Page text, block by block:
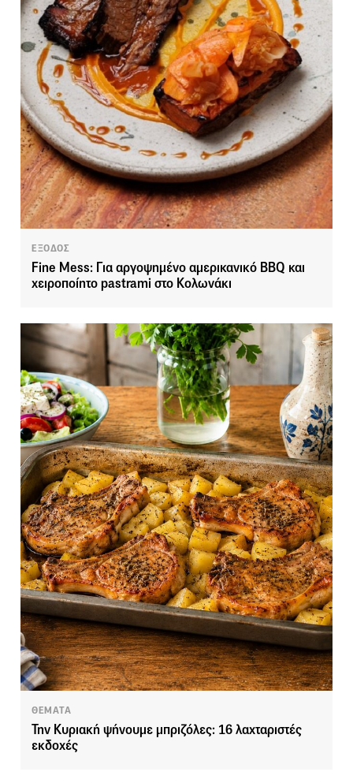
ΕΞΟΔΟΣ
Fine Mess: Για αργοψημένο αμερικανικό BBQ και
χειροποίητο pastrami στο Κολωνάκι
ΘΕΜΑΤΑ
Την Κυριακή ψήνουμε μπριζόλες: 16 λαχταριστές
εκδοχές